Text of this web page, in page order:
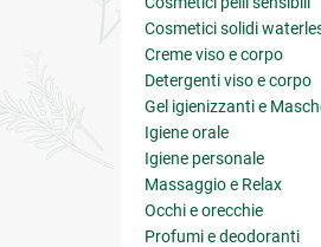
Cosmetici solidi
Creme viso e corpo
Detergenti viso e corpo
Gel igienizzanti e
Igiene orale
Igiene personale
Massaggio e Relax
Occhi e orecchie
Profumi e deodoranti